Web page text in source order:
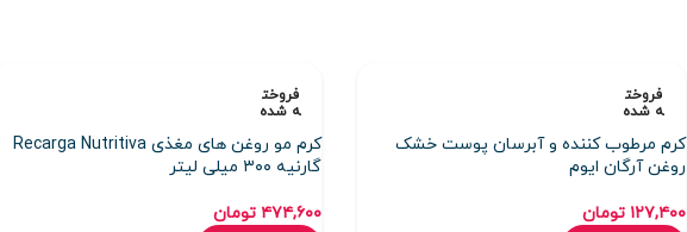
فروخت
ه شده
کرم مرطوب کننده و آبرسان پوست خشک
روغن آرگان ایوم
۱۲۷,۴۰۰ تومان
فروخت
ه شده
کرم مو روغن های مغذی Recarga Nutritiva
گارنیه ۳۰۰ میلی لیتر
۴۷۴,۶۰۰ تومان